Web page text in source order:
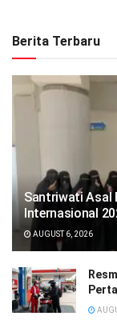
Berita Terbaru
Santriwati Asal
Internasional
AUGUST 6, 2026